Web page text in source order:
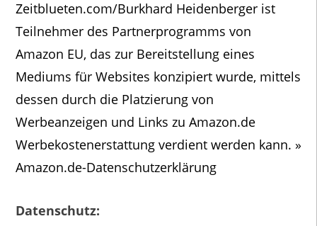
Zeitblueten.com/Burkhard Heidenberger ist
Teilnehmer des Partnerprogramms von
Amazon EU, das zur Bereitstellung eines
Mediums für Websites konzipiert wurde, mittels
dessen durch die Platzierung von
Werbeanzeigen und Links zu Amazon.de
Werbekostenerstattung verdient werden kann. »
Amazon.de-Datenschutzerklärung
Datenschutz: